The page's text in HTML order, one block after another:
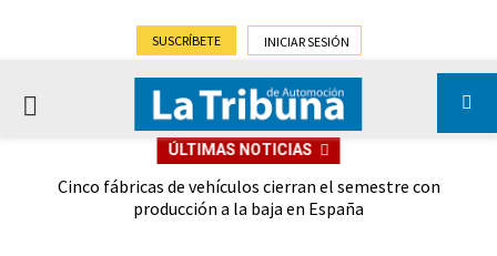
SUSCRÍBETE INICIAR SESIÓN
PRIMARY
ÚLTIMAS NOTICIAS
Cinco fábricas de vehículos cierran el semestre con
producción a la baja en España